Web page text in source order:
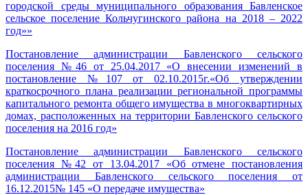
городской среды муниципального образования Бавленское
сельское поселение Кольчугинского района на 2018 – 2022
год»»
Постановление администрации Бавленского сельского
поселения №46 от 25.04.2017 «О внесении изменений в
постановление №107 от 02.10.2015г.«Об утверждении
краткосрочного плана реализации региональной программы
капитального ремонта общего имущества в многоквартирных
домах, расположенных на территории Бавленского сельского
поселения на 2016 год»
Постановление администрации Бавленского сельского
поселения №42 от 13.04.2017 «Об отмене постановления
администрации Бавленского сельского поселения от
16.12.2015№ 145 «О передаче имущества»